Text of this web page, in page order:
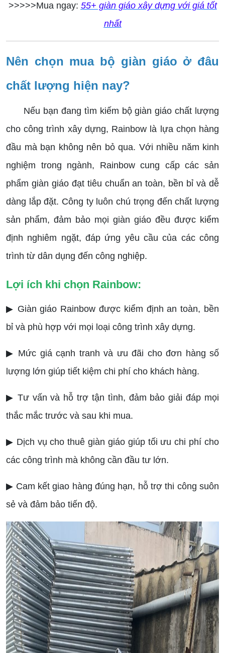
>>>>>Mua ngay: 55+ giàn giáo xây dựng với giá tốt
nhất
Nên chọn mua bộ giàn giáo ở đâu
chất lượng hiện nay?
Nếu bạn đang tìm kiếm bộ giàn giáo chất lượng
cho công trình xây dựng, Rainbow là lựa chọn hàng
đầu mà bạn không nên bỏ qua. Với nhiều năm kinh
nghiệm trong ngành, Rainbow cung cấp các sản
phẩm giàn giáo đạt tiêu chuẩn an toàn, bền bỉ và dễ
dàng lắp đặt. Công ty luôn chú trọng đến chất lượng
sản phẩm, đảm bảo mọi giàn giáo đều được kiểm
định nghiêm ngặt, đáp ứng yêu cầu của các công
trình từ dân dụng đến công nghiệp.
Lợi ích khi chọn Rainbow:
▶ Giàn giáo Rainbow được kiểm định an toàn, bền
bỉ và phù hợp với mọi loại công trình xây dựng.
▶ Mức giá cạnh tranh và ưu đãi cho đơn hàng số
lượng lớn giúp tiết kiệm chi phí cho khách hàng.
▶ Tư vấn và hỗ trợ tận tình, đảm bảo giải đáp mọi
thắc mắc trước và sau khi mua.
▶ Dịch vụ cho thuê giàn giáo giúp tối ưu chi phí cho
các công trình mà không cần đầu tư lớn.
▶ Cam kết giao hàng đúng hạn, hỗ trợ thi công suôn
sẻ và đảm bảo tiến độ.